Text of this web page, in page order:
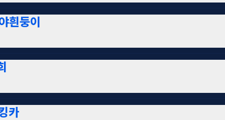
흰둥이
카